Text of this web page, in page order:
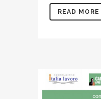
READ MORE